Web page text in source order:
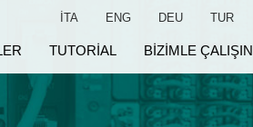
TUTORIAL BIZIMLE ÇALIŞIN
ITA ENG DEU TUR